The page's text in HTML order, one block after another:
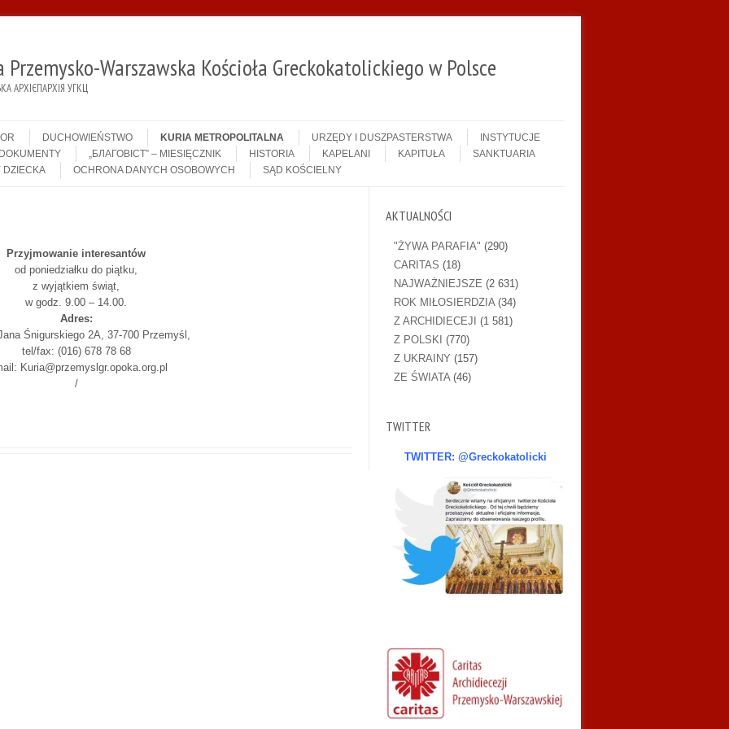
Warszawska Kościoła Greckokatolickiego w Polsce
АРХІЄПАРХІЯ УГКЦ
DUCHOWIEŃSTWO KURIA METROPOLITALNA URZĘDY I DUSZPASTERSTWA
INSTYTUCJE
„БЛАГОВІСТ” – MIESIĘCZNIK HISTORIA KAPELANI KAPITUŁA
SANKTUARIA
DZIECKA
OCHRONA DANYCH OSOBOWYCH SĄD KOŚCIELNY
Przyjmowanie interesantów
od poniedziałku do piątku,
z wyjątkiem świąt,
w godz. 9.00 – 14.00.
Adres:
Śnigurskiego 2A, 37-700 Przemyśl,
tel/fax: (016) 678 78 68
Kuria@przemyslgr.opoka.org.pl
/
AKTUALNOŚCI
"ŻYWA PARAFIA" (290)
CARITAS (18)
NAJWAŻNIEJSZE (2 631)
ROK MIŁOSIERDZIA(34)
Z ARCHIDIECEJI (1 581)
Z POLSKI (770)
Z UKRAINY (157)
ZE ŚWIATA(46)
TWITTER
TWITTER: @Greckokatolicki